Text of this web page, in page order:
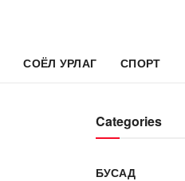
СОЁЛ УРЛАГ СПОРТ
Categories
БУСАД